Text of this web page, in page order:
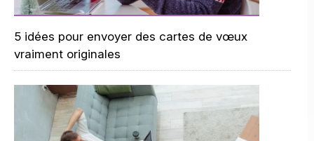
5 idées pour envoyer des cartes de vœux
vraiment originales